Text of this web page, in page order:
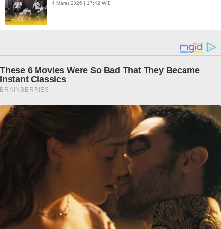
4 Maret 2026 | 17:42 WIB